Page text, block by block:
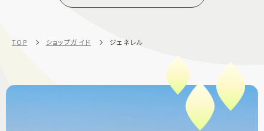
TOP ショップガイド ジェネレル